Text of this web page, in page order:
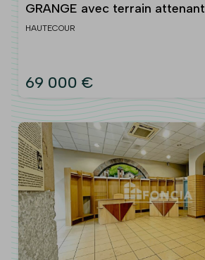
GRANGE avec terrain attenant
HAUTECOUR
69 000 €